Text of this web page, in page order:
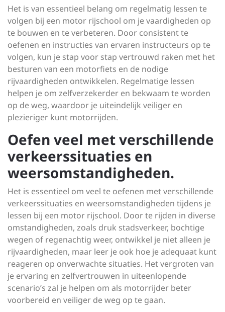
Het is van essentieel belang om regelmatig lessen te
volgen bij een motor rijschool om je vaardigheden op
te bouwen en te verbeteren. Door consistent te
oefenen en instructies van ervaren instructeurs op te
volgen, kun je stap voor stap vertrouwd raken met het
besturen van een motorfiets en de nodige
rijvaardigheden ontwikkelen. Regelmatige lessen
helpen je om zelfverzekerder en bekwaam te worden
op de weg, waardoor je uiteindelijk veiliger en
plezieriger kunt motorrijden.
Oefen veel met verschillende
verkeerssituaties en
weersomstandigheden.
Het is essentieel om veel te oefenen met verschillende
verkeerssituaties en weersomstandigheden tijdens je
lessen bij een motor rijschool. Door te rijden in diverse
omstandigheden, zoals druk stadsverkeer, bochtige
wegen of regenachtig weer, ontwikkel je niet alleen je
rijvaardigheden, maar leer je ook hoe je adequaat kunt
reageren op onverwachte situaties. Het vergroten van
je ervaring en zelfvertrouwen in uiteenlopende
scenario’s zal je helpen om als motorrijder beter
voorbereid en veiliger de weg op te gaan.